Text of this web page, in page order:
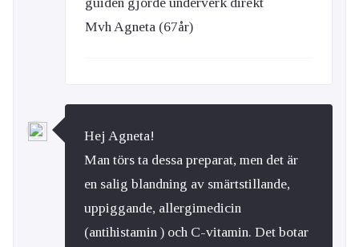
Mvh Agneta (67år)
Hej Agneta!
Man törs ta dessa preparat, men det är
en salig blandning av smärtstillande,
uppiggande, allergimedicin
(antihistamin ) och C-vitamin. Det botar